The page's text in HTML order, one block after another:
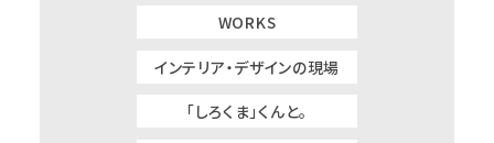
WORKS
インテリア・デザインの現場
「しろくま」くんと。